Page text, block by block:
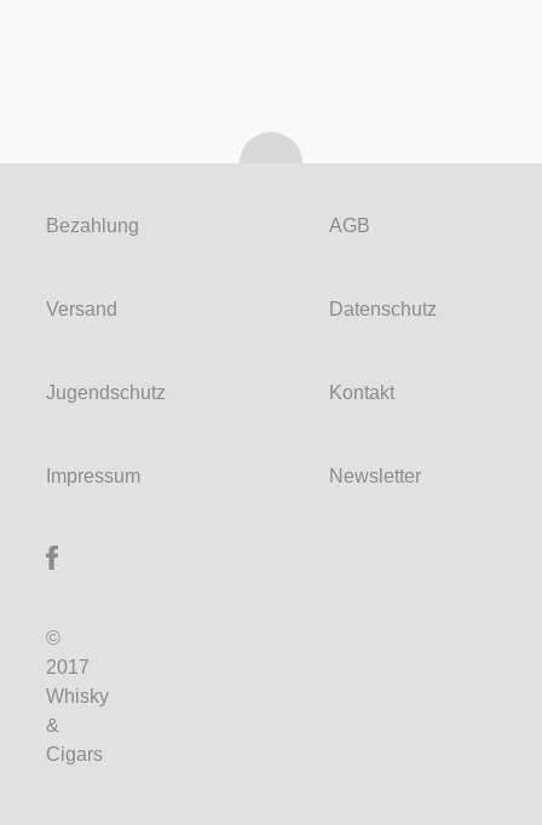
Bezahlung
Versand
AGB
Datenschutz
Jugendschutz
Impressum
Kontakt
Newsletter
©
2017
Whisky
&
Cigars